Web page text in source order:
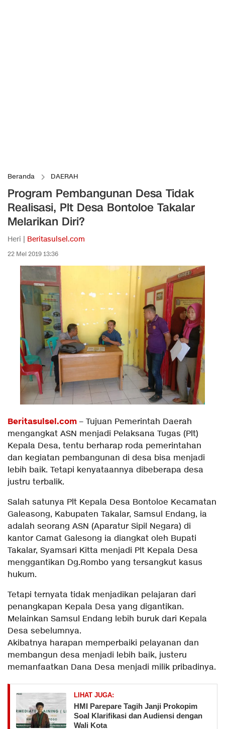
Beranda DAERAH
Program Pembangunan Desa Tidak
Realisasi, Plt Desa Bontoloe Takalar
Melarikan Diri?
Heri | Beritasulsel.com
22 Mei 2019 13:36
Beritasulsel.com – Tujuan Pemerintah Daerah
mengangkat ASN menjadi Pelaksana Tugas (Plt)
Kepala Desa, tentu berharap roda pemerintahan
dan kegiatan pembangunan di desa bisa menjadi
lebih baik. Tetapi kenyataannya dibeberapa desa
justru terbalik.
Salah satunya Plt Kepala Desa Bontoloe Kecamatan
Galeasong, Kabupaten Takalar, Samsul Endang, ia
adalah seorang ASN (Aparatur Sipil Negara) di
kantor Camat Galesong ia diangkat oleh Bupati
Takalar, Syamsari Kitta menjadi Plt Kepala Desa
menggantikan Dg.Rombo yang tersangkut kasus
hukum.
Tetapi ternyata tidak menjadikan pelajaran dari
penangkapan Kepala Desa yang digantikan.
Melainkan Samsul Endang lebih buruk dari Kepala
Desa sebelumnya.
Akibatnya harapan memperbaiki pelayanan dan
membangun desa menjadi lebih baik, justeru
memanfaatkan Dana Desa menjadi milik pribadinya.
LIHAT JUGA:
HMI Parepare Tagih Janji Prokopim
Soal Klarifikasi dan Audiensi dengan
Wali Kota